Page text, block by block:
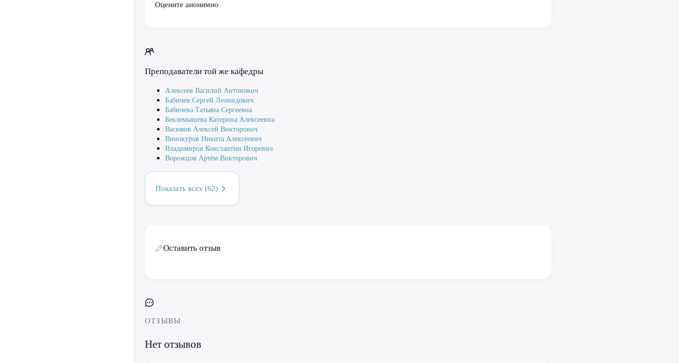
Оцените анонимно
Преподаватели той же кафедры
Алексеев Василий Антонович
Бабичев Сергей Леонидович
Бабичева Татьяна Сергеевна
Беклемышева Катерина Алексеевна
Васюков Алексей Викторович
Винокуров Никита Алексеевич
Владимиров Константин Игоревич
Ворожцов Артём Викторович
Показать всех (62)
Оставить отзыв
ОТЗЫВЫ
Нет отзывов